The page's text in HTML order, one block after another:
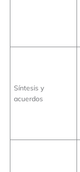
Síntesis y
acuerdos